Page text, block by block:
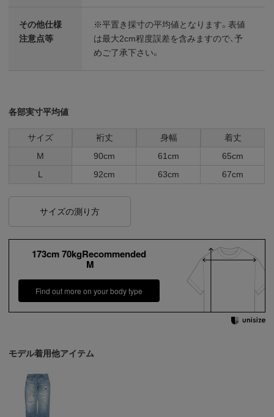
その他仕様
注意点等
※平置き採寸の平均値となります。表値
は最大2cm程度誤差を含みますので、予
めご了承下さい。
各部実寸平均値
サイズ 裄丈 身幅
着丈
M
90cm 61cm
65cm
L
92cm 63cm 67cm
サイズの測り方
173cm 70kgRecommended
M
Find out more on your body type
モデル着用他アイテム